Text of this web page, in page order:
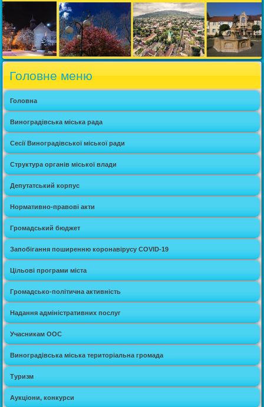
Головне меню
Головна
Виноградівська міська рада
Сесії Виноградівської міської ради
Структура органів міської влади
Депутатський корпус
Нормативно-правові акти
Громадський бюджет
Запобігання поширенню коронавірусу COVID-19
Цільові програми міста
Громадсько-політична активність
Надання адміністративних послуг
Учасникам ООС
Виноградівська міська територіальна громада
Туризм
Аукціони, конкурси